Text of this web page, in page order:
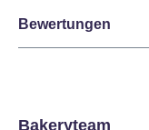
Bewertungen
Bakeryteam